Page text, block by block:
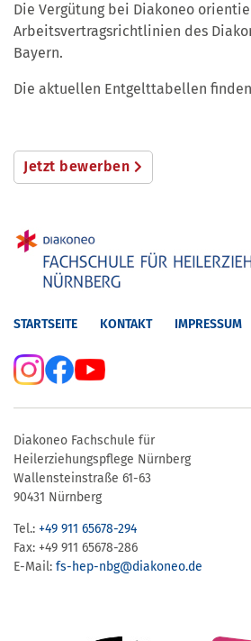
Die Vergütung bei Diakoneo
Arbeitsvertragsrichtlinien des
Bayern.
Die aktuellen Entgelttabellen
Jetzt bewerben
STARTSEITE KONTAKT IMPRESSUM
Diakoneo Fachschule für
Heilerziehungspflege Nürnberg
Wallensteinstraße 61-63
90431 Nürnberg
Tel.: +49 911 65678-294
Fax: +49 911 65678-286
E-Mail: fs-hep-nbg​@diakoneo.de